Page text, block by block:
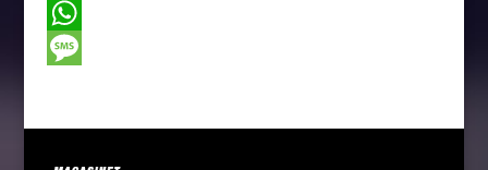
b
o
s
e
t
m
a
C
o
W